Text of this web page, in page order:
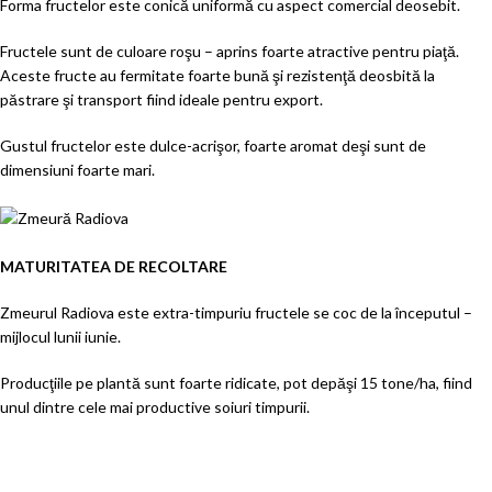
Forma fructelor este conică uniformă cu aspect comercial deosebit.
Fructele sunt de culoare roşu – aprins foarte atractive pentru piaţă.
Aceste fructe au fermitate foarte bună şi rezistenţă deosbită la
păstrare şi transport fiind ideale pentru export.
Gustul fructelor este dulce-acrişor, foarte aromat deşi sunt de
dimensiuni foarte mari.
MATURITATEA DE RECOLTARE
Zmeurul Radiova este extra-timpuriu fructele se coc de la începutul –
mijlocul lunii iunie.
Producţiile pe plantă sunt foarte ridicate, pot depăşi 15 tone/ha, fiind
unul dintre cele mai productive soiuri timpurii.